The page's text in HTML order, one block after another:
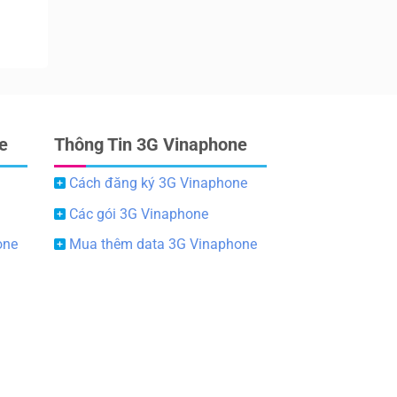
Thông Tin 3G Vinaphone
Cách đăng ký 3G Vinaphone
Các gói 3G Vinaphone
Mua thêm data 3G Vinaphone